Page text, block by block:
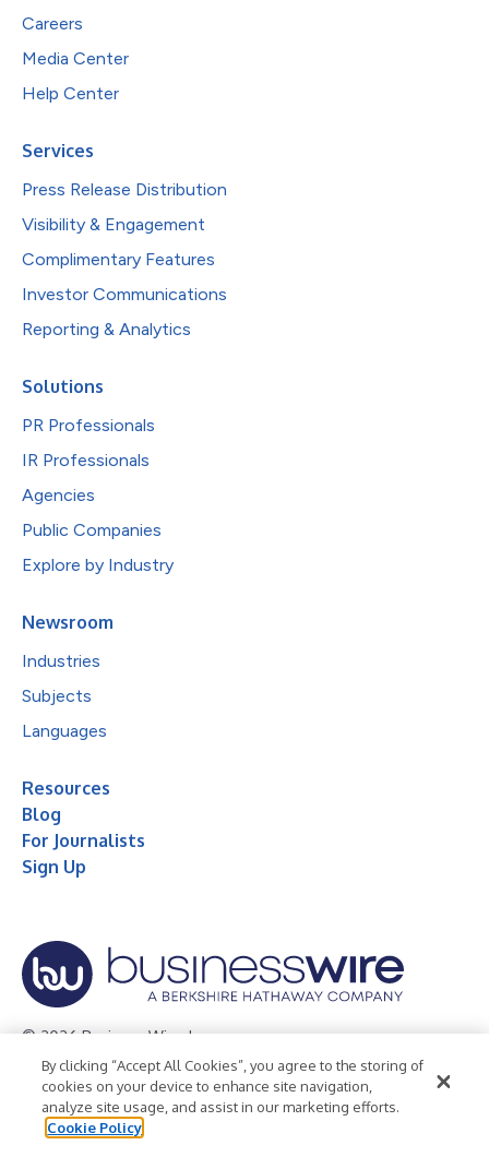
Careers
Media Center
Help Center
Services
Press Release Distribution
Visibility & Engagement
Complimentary Features
Investor Communications
Reporting & Analytics
Solutions
PR Professionals
IR Professionals
Agencies
Public Companies
Explore by Industry
Newsroom
Industries
Subjects
Languages
Resources
Blog
For Journalists
Sign Up
© 2026 Business Wire, Inc.
Privacy Policy Cookie Policy
Accessibility Statement
Terms of Use
Legal
By clicking “Accept All Cookies”, you agree to the storing of
cookies on your device to enhance site navigation,
analyze site usage, and assist in our marketing efforts.
Cookie Policy